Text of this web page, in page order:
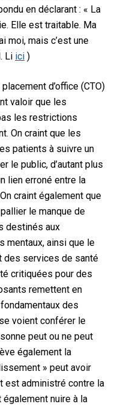
en déclarant : « La
Elle est traitable. Ma
moi, mais c’est une
Li ici)
d’office (CTO)
valoir que les
les restrictions
On craint que les
patients à suivre un
le public, d’autant plus
lien erroné entre la
craint également que
le manque de
destinés aux
mentaux, ainsi que le
des services de santé
critiquées pour des
remettent en
des
voient conférer le
peut ou ne peut
également la
» peut avoir
est administré contre la
nuire à la